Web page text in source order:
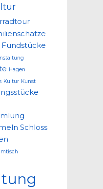
Fundstücke
Hagen
Kultur Kunst
Schloss